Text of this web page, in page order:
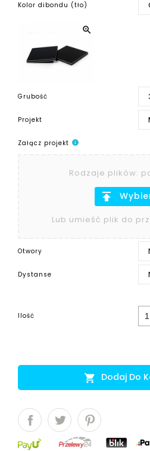
Kolor dibondu (tło)
zoom_in
Grubość
Projekt
Załącz projekt info
Rodzaje plików:
publish
Lub umieść plik do
Otwory
Dystanse
Ilość
 Dodaj Do